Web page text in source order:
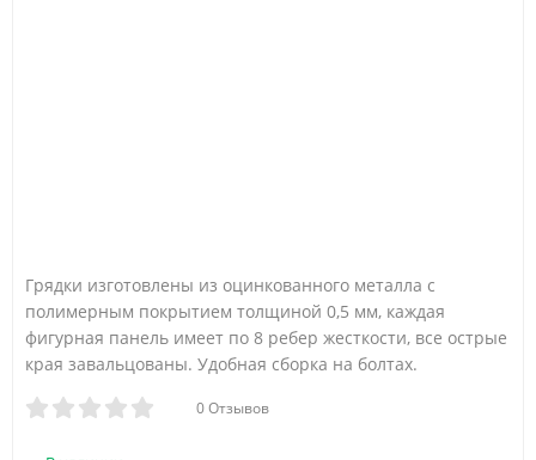
Грядки изготовлены из оцинкованного металла с
полимерным покрытием толщиной 0,5 мм, каждая
фигурная панель имеет по 8 ребер жесткости, все острые
края завальцованы. Удобная сборка на болтах.
0 Отзывов